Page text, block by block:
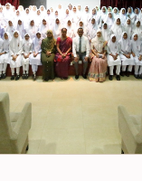
பெருந்தோட்டத் துறையைச் சேர்ந்த
முன்னேற்றத்திற்குப்
மட்டுப்படாமல், தலைமைத்துவப்
போற்றவற்றை வெளிப்படுத்துவது
தெரிவித்தார்.இங்கு உரையாற்றிய
சுபாஷ் ரோஷன் அவர்கள்,
சேவைகளை
பணியகத்தின் பணிப்பாளர்
உரையாற்றும் போது, ஒழுக்கம்,
மாறுவதன்
சியாத் அஹமட் அவர்கள்,